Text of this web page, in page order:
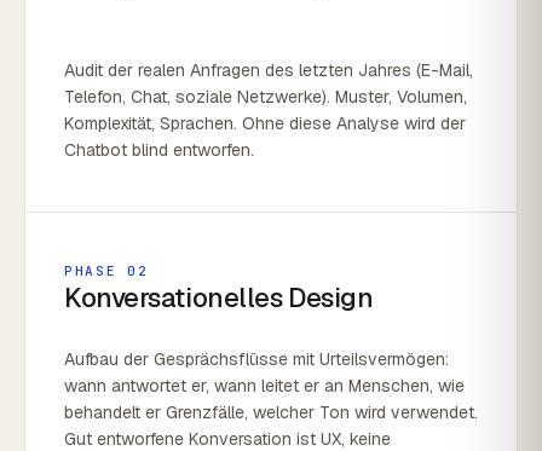
Audit der realen Anfragen des letzten Jahres (E-Mail,
Telefon, Chat, soziale Netzwerke). Muster, Volumen,
Komplexität, Sprachen. Ohne diese Analyse wird der
Chatbot blind entworfen.
PHASE 02
Konversationelles Design
Aufbau der Gesprächsflüsse mit Urteilsvermögen:
wann antwortet er, wann leitet er an Menschen, wie
behandelt er Grenzfälle, welcher Ton wird verwendet.
Gut entworfene Konversation ist UX, keine